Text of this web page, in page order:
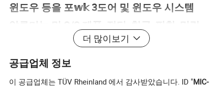
윈도우 등을 포𝕨𝕜 3도어 및 윈도우 시스템
디버 등의 4개 가공
5 엔지니어링 설계 및 컨설턴트
더 많이보기
공급업체 정보
이 공급업체는 TÜV Rheinland 에서 감사받았습니다. ID "MIC-